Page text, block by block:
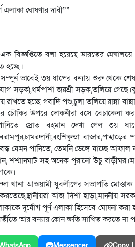
বিজ্ঞপ্তিতে বলা হয়েছে ভারতের
হচ্ছে।
ভাবেই ৩য় ধাপের বন্যায় শুরু থেকে
সড়ক),ধর্মপাশা জয়শ্রী সড়ক,তলিয়ে
রাখতে হচ্ছে গবাদি পশু,চুলা তলিয়ে রান্না
চৌকির উপরে দোকনীরা বসে বেচাকেনা
স্রোত বহমান দেখা গেল ৩য়
যেমন পানিতে, তেমনি ভেঙ্গে যাচ্ছে আফাল
শশ্মানঘাট সহ অনেক পুরানো উচু
থানা আওয়ামী যুবলীগের সভাপতি
আজ দিশা হাড়া,মাননীয়
দূর্যোগ পূর্ণ এলাকা হিসেবে ঘোষনা
আর বন্যায় কোন ক্ষতি সাধিত করতে না